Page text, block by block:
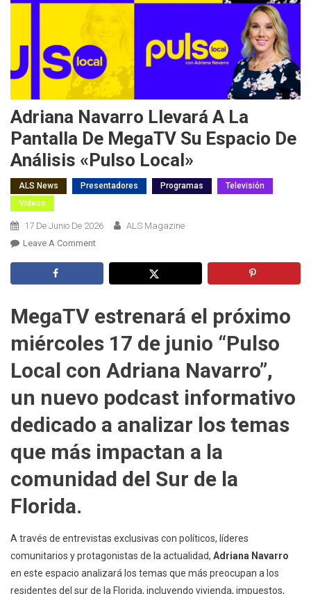
Adriana Navarro Llevará A La
Pantalla De MegaTV Su Espacio De
Análisis «Pulso Local»
ALS News Presentadores Programas
Televisión
Videos
17 De Junio De 2026
ALS Magazine
Leave A CommentOn
La
Pantalla
De
MegaTV
Espacio
Análisis
«Pulso
MegaTV estrenará el próximo
miércoles 17 de junio “Pulso
Local con Adriana Navarro”,
un nuevo podcast informativo
dedicado a analizar los temas
que más impactan a la
comunidad del Sur de la
Florida.
A través de entrevistas exclusivas con políticos, líderes
comunitarios y protagonistas de la actualidad, Adriana Navarro
en este espacio analizará los temas que más preocupan a los
residentes del sur de la Florida, incluyendo vivienda, impuestos,